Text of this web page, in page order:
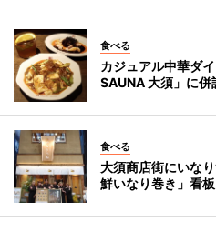
食べる
カジュアル中華ダ
SAUNA 大須」に併
食べる
大須商店街にいな
鮮いなり巻き」看